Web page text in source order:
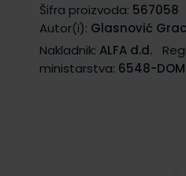
Šifra proizvoda: 567058
Autor(i): Glasnović
Nakladnik: ALFA d.d.
ministarstva: 6548-